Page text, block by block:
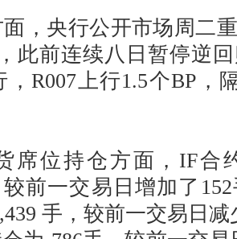
央行公开市场周二重
此前连续八日暂停逆
R007上行1.5个BP，
位持仓方面，IF合
较前一交易日增加了
手，较前一交易日